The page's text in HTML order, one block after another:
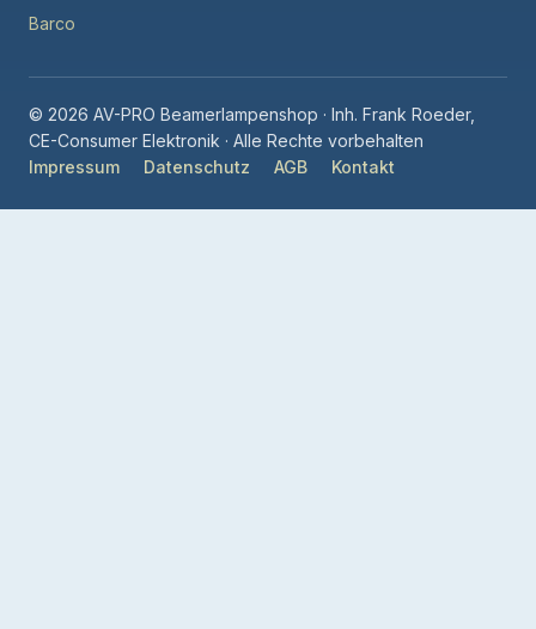
Barco
© 2026 AV-PRO Beamerlampenshop · Inh. Frank Roeder,
CE-Consumer Elektronik · Alle Rechte vorbehalten
Impressum
Datenschutz AGB Kontakt